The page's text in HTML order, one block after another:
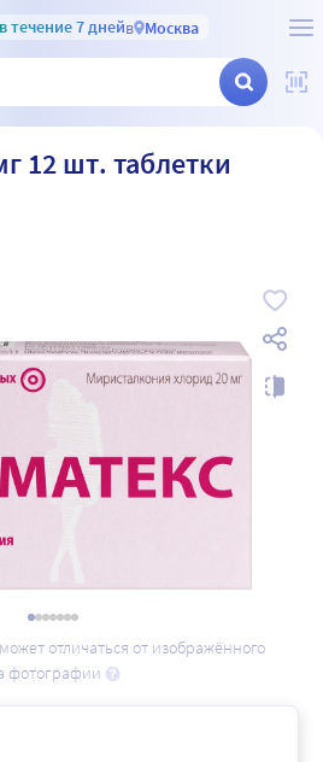
в течение 7 днейв Москва
12 шт. таблетки
отличаться от изображённого
фотографии